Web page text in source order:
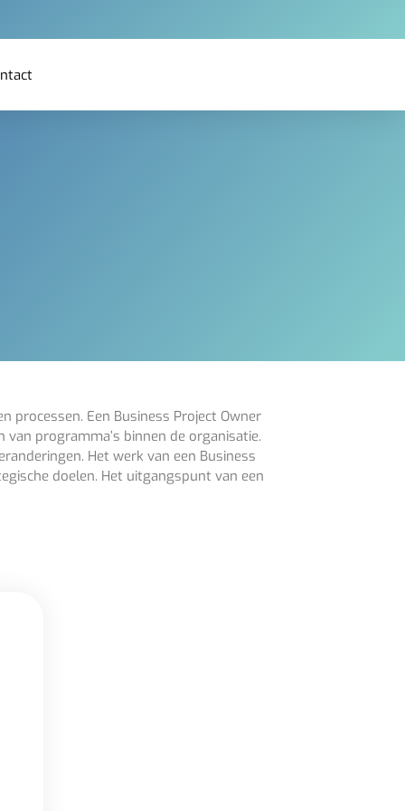
processen. Een Business Project Owner
programma’s binnen de organisatie.
Het werk van een Business
doelen. Het uitgangspunt van een